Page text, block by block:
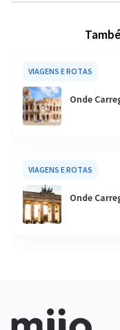
VIAGENS E ROTAS
Onde
VIAGENS E ROTAS
Onde